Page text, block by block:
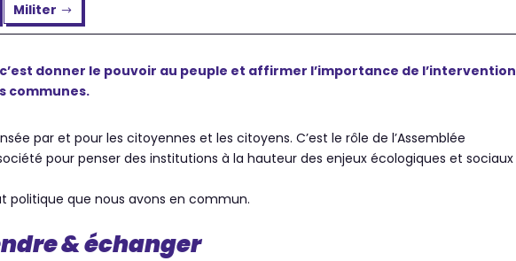
Militer
donner le pouvoir au peuple et affirmer l’importance de l’intervention
communes.
par et pour les citoyennes et les citoyens. C’est le rôle de l’Assemblée
pour penser des institutions à la hauteur des enjeux écologiques et sociaux
politique que nous avons en commun.
& échanger